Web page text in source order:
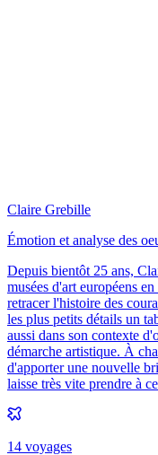
Claire Grebille
Émotion et analyse des
Depuis bientôt 25 ans,
musées d'art européens
retracer l'histoire des
les plus petits détails un
aussi dans son contexte
démarche artistique. À
d'apporter une nouvelle
laisse très vite prendre à
14 voyages